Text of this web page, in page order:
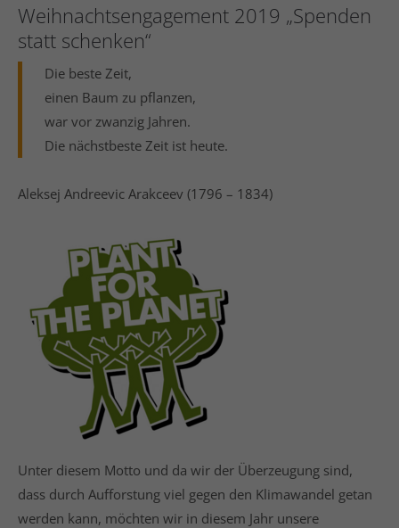
Weihnachtsengagement 2019 „Spenden
statt schenken“
Die beste Zeit,
einen Baum zu pflanzen,
war vor zwanzig Jahren.
Die nächstbeste Zeit ist heute.
Aleksej Andreevic Arakceev (1796 – 1834)
Unter diesem Motto und da wir der Überzeugung sind,
dass durch Aufforstung viel gegen den Klimawandel getan
werden kann, möchten wir in diesem Jahr unsere